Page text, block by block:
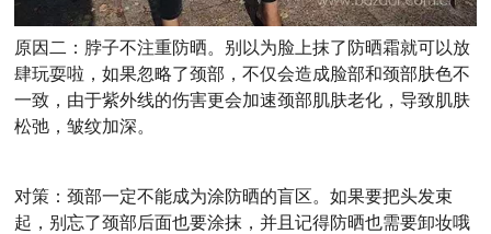
原因二：脖子不注重防晒。别以为脸上抹了防晒霜就可以放
肆玩耍啦，如果忽略了颈部，不仅会造成脸部和颈部肤色不
一致，由于紫外线的伤害更会加速颈部肌肤老化，导致肌肤
松弛，皱纹加深。
对策：颈部一定不能成为涂防晒的盲区。如果要把头发束
起，别忘了颈部后面也要涂抹，并且记得防晒也需要卸妆哦